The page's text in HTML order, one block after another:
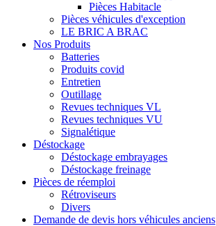
Pièces Habitacle
Pièces véhicules d'exception
LE BRIC A BRAC
Nos Produits
Batteries
Produits covid
Entretien
Outillage
Revues techniques VL
Revues techniques VU
Signalétique
Déstockage
Déstockage embrayages
Déstockage freinage
Pièces de réemploi
Rétroviseurs
Divers
Demande de devis hors véhicules anciens